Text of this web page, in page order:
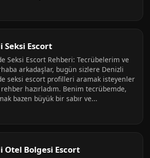
Seksi Escort
Seksi Escort Rehberi: Tecrübelerim ve
arkadaşlar, bugün sizlere Denizli
seksi escort profilleri aramak isteyenler
hazırladım. Benim tecrübemde,
bazen büyük bir sabır ve...
Otel Bolgesi Escort